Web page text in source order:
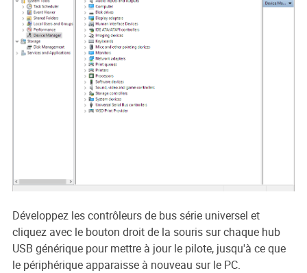
Développez les contrôleurs de bus série universel et
cliquez avec le bouton droit de la souris sur chaque hub
USB générique pour mettre à jour le pilote, jusqu'à ce que
le périphérique apparaisse à nouveau sur le PC.